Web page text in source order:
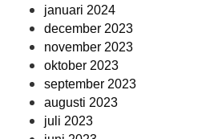
januari 2024
december 2023
november 2023
oktober 2023
september 2023
augusti 2023
juli 2023